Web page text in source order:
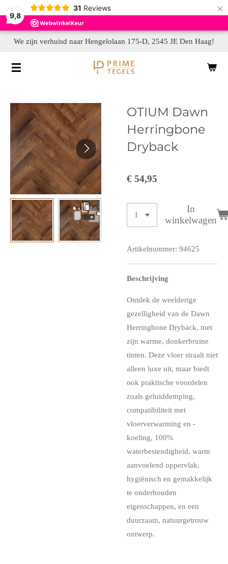
9,8
31 Reviews ×
We zijn verhuisd naar Hengelolaan 175-D, 2545 JE Den Haag!
OTIUM Dawn
Herringbone
Dryback
€ 54,95
In
winkelwagen
Artikelnummer: 94625
Beschrijving
Ontdek de weelderige
gezelligheid van de Dawn
Herringbone Dryback, met
zijn warme, donkerbruine
tinten. Deze vloer straalt niet
alleen luxe uit, maar biedt
ook praktische voordelen
zoals geluiddemping,
compatibiliteit met
vloerverwarming en -
koeling, 100%
waterbestendigheid, warm
aanvoelend oppervlak,
hygiënisch en gemakkelijk
te onderhouden
eigenschappen, en een
duurzaam, natuurgetrouw
ontwerp.